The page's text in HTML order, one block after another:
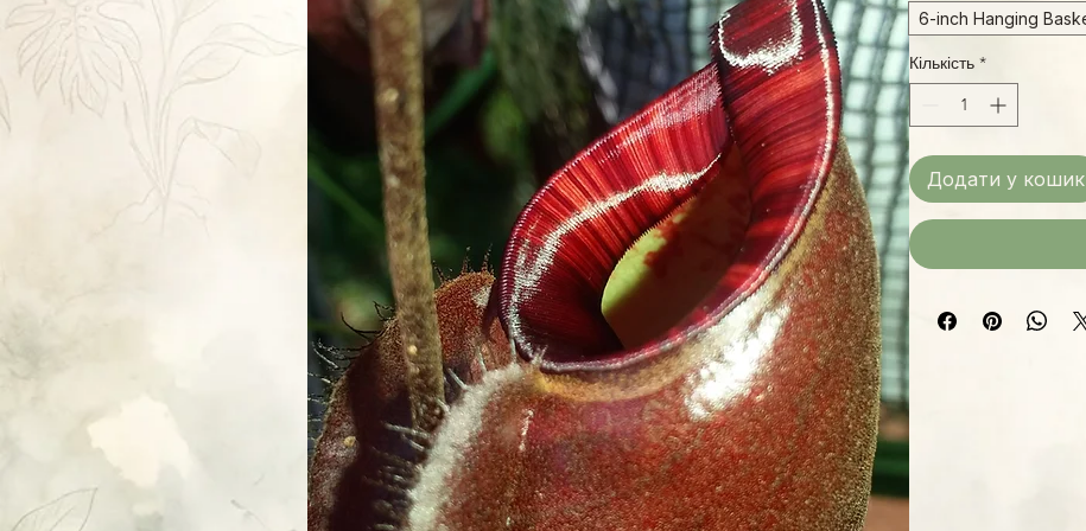
6-inch Hanging
Кількість *
Додати у кошик